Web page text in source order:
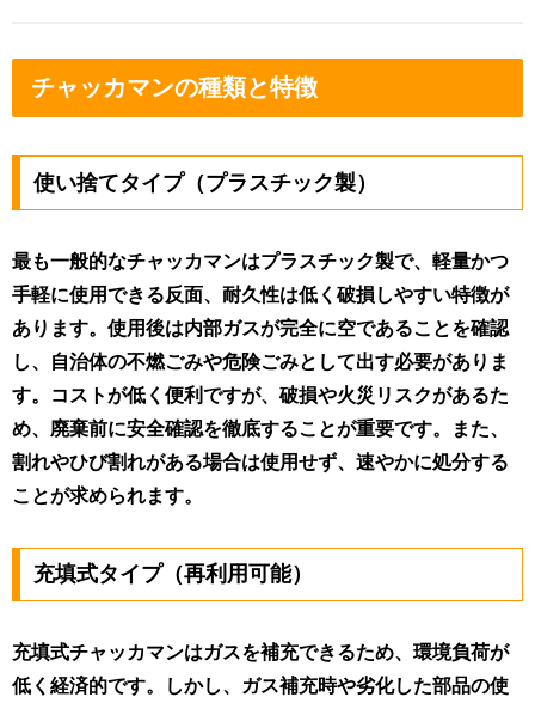
チャッカマンの種類と特徴
使い捨てタイプ（プラスチック製）
最も一般的なチャッカマンはプラスチック製で、軽量かつ
手軽に使用できる反面、耐久性は低く破損しやすい特徴が
あります。使用後は内部ガスが完全に空であることを確認
し、自治体の不燃ごみや危険ごみとして出す必要がありま
す。コストが低く便利ですが、破損や火災リスクがあるた
め、廃棄前に安全確認を徹底することが重要です。また、
割れやひび割れがある場合は使用せず、速やかに処分する
ことが求められます。
充填式タイプ（再利用可能）
充填式チャッカマンはガスを補充できるため、環境負荷が
低く経済的です。しかし、ガス補充時や劣化した部品の使